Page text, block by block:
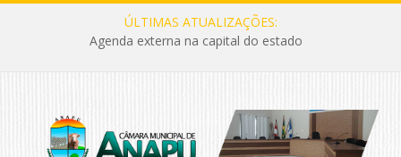
ÚLTIMAS ATUALIZAÇÕES:
Agenda externa na capital do estado